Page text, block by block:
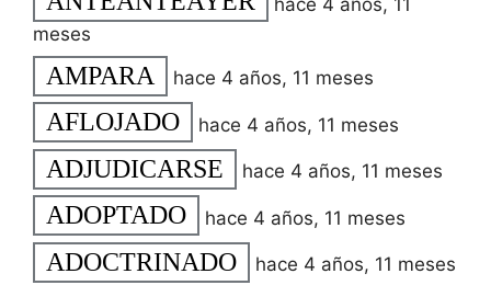
meses
AMPARA hace 4 años, 11 meses
AFLOJADO hace 4 años, 11 meses
ADJUDICARSE hace 4 años, 11 meses
ADOPTADO hace 4 años, 11 meses
ADOCTRINADO hace 4 años, 11 meses